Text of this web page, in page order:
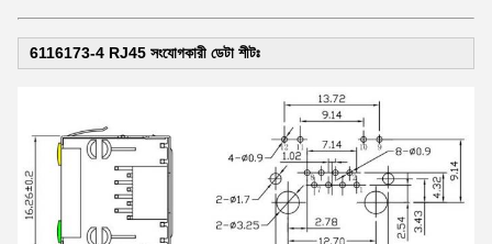
6116173-4 RJ45 সংযোগকারী ডেটা শীটঃ